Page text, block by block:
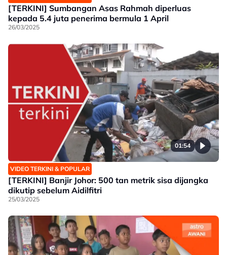
[TERKINI] Sumbangan Asas Rahmah diperluas
kepada 5.4 juta penerima bermula 1 April
26/03/2025
01:54
VIDEO TERKINI & POPULAR
[TERKINI] Banjir Johor: 500 tan metrik sisa dijangka
dikutip sebelum Aidilfitri
25/03/2025